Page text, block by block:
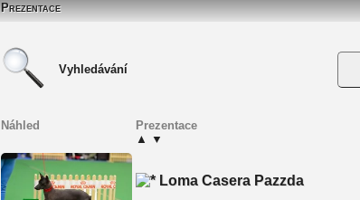
Prezentace
Vyhledávání
Náhled
Prezentace
▲ ▼
Loma Casera Pazzda